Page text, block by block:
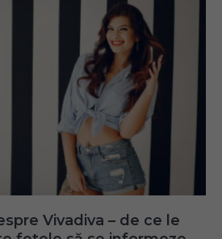
Vivadiva – de ce le